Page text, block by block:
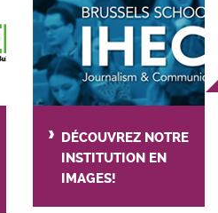
DÉCOUVREZ NOTRE
INSTITUTION EN
IMAGES!